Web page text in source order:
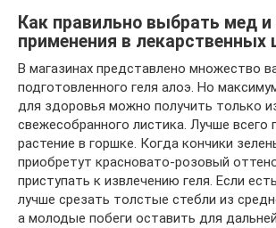
Как правильно выбрать мед
применения в лекарственных
В магазинах представлено множество
подготовленного геля алоэ. Но
для здоровья можно получить только
свежесобранного листика. Лучше всего
растение в горшке. Когда кончики
приобретут красновато-розовый
приступать к извлечению геля. Если
лучше срезать толстые стебли из
а молодые побеги оставить для